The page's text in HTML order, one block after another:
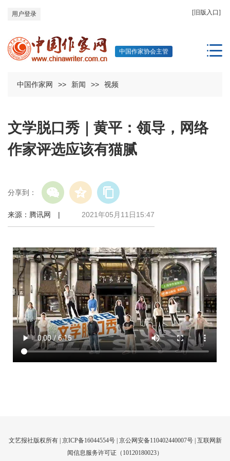
[旧版入口]
用户登录
中国作家协会主管
中国作家网 >> 新闻 >> 视频
文学脱口秀｜黄平：领导，网络
作家评选应该有猫腻
分享到：
来源：腾讯网 | 2021年05月11日15:47
文艺报社版权所有 | 京ICP备16044554号| 京公网安备110402440007号 | 互联网新
闻信息服务许可证（10120180023）